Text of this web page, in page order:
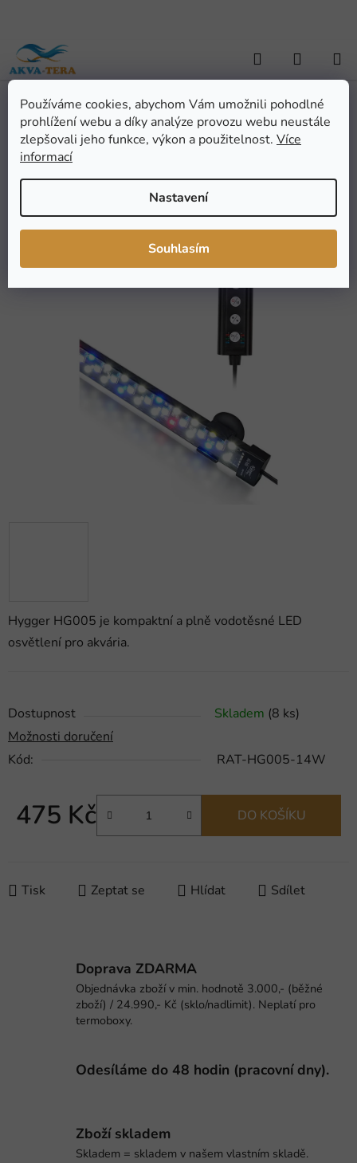
Používáme cookies, abychom Vám umožnili pohodlné
prohlížení webu a díky analýze provozu webu neustále
zlepšovali jeho funkce, výkon a použitelnost. Více
informací
Nastavení
Souhlasím
obsah
Hledat
KOŠÍK
Domů / AKVARISTIKA / Akvarijní technika / Osvětlení / Tělesa -
rampy / Hygger HG005 60cm 14W WRB + controller
Hygger HG005 je kompaktní a plně vodotěsné LED
osvětlení pro akvária.
Dostupnost Skladem (8 ks)
Možnosti doručení
Kód:
RAT-HG005-14W
475 Kč DO KOŠÍKU
Tisk Zeptat se Hlídat Sdílet
Hygger HG005 60cm 14W
WRB + controller
hodnocení
0,0
Podrobnosti hodnocení
Značka:Hygger
Doprava ZDARMA
Objednávka zboží v min. hodnotě 3.000,- (běžné
zboží) / 24.990,- Kč (sklo/nadlimit). Neplatí pro
termoboxy.
Odesíláme do 48 hodin (pracovní dny).
Zboží skladem
Skladem = skladem v našem vlastním skladě.